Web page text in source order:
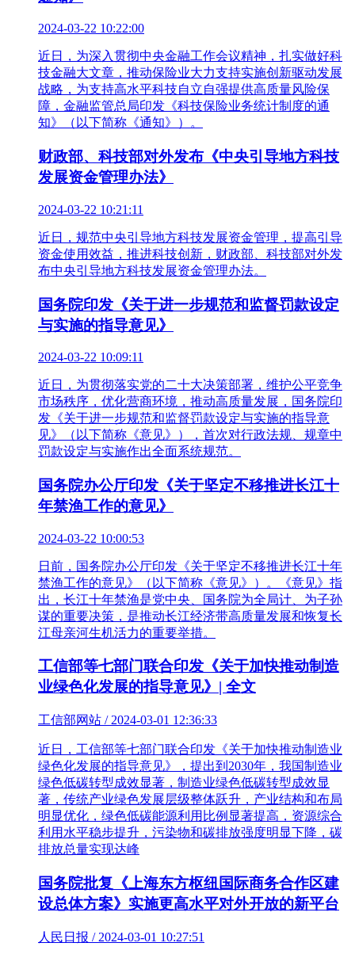
2024-03-22 10:22:00
近日，为深入贯彻中央金融工作会议精神，扎实做好科
技金融大文章，推动保险业大力支持实施创新驱动发展
战略，为支持高水平科技自立自强提供高质量风险保
障，金融监管总局印发《科技保险业务统计制度的通
知》（以下简称《通知》）。
财政部、科技部对外发布《中央引导地方科技
发展资金管理办法》
2024-03-22 10:21:11
近日，规范中央引导地方科技发展资金管理，提高引导
资金使用效益，推进科技创新，财政部、科技部对外发
布中央引导地方科技发展资金管理办法。
国务院印发《关于进一步规范和监督罚款设定
与实施的指导意见》
2024-03-22 10:09:11
近日，为贯彻落实党的二十大决策部署，维护公平竞争
市场秩序，优化营商环境，推动高质量发展，国务院印
发《关于进一步规范和监督罚款设定与实施的指导意
见》（以下简称《意见》），首次对行政法规、规章中
罚款设定与实施作出全面系统规范。
国务院办公厅印发《关于坚定不移推进长江十
年禁渔工作的意见》
2024-03-22 10:00:53
日前，国务院办公厅印发《关于坚定不移推进长江十年
禁渔工作的意见》（以下简称《意见》）。《意见》指
出，长江十年禁渔是党中央、国务院为全局计、为子孙
谋的重要决策，是推动长江经济带高质量发展和恢复长
江母亲河生机活力的重要举措。
工信部等七部门联合印发《关于加快推动制造
业绿色化发展的指导意见》| 全文
工信部网站 / 2024-03-01 12:36:33
近日，工信部等七部门联合印发《关于加快推动制造业
绿色化发展的指导意见》，提出到2030年，我国制造业
绿色低碳转型成效显著，制造业绿色低碳转型成效显
著，传统产业绿色发展层级整体跃升，产业结构和布局
明显优化，绿色低碳能源利用比例显著提高，资源综合
利用水平稳步提升，污染物和碳排放强度明显下降，碳
排放总量实现达峰
国务院批复《上海东方枢纽国际商务合作区建
设总体方案》实施更高水平对外开放的新平台
人民日报 / 2024-03-01 10:27:51